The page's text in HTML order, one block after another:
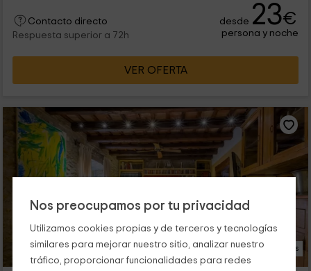
Nos preocupamos por tu privacidad
Utilizamos cookies propias y de terceros y tecnologías
similares para mejorar nuestro sitio, analizar nuestro
tráfico, proporcionar funcionalidades para redes
Contacto directo
Respuesta superior a 72h
desde 23€
persona y noche
VER OFERTA
17 Fotos